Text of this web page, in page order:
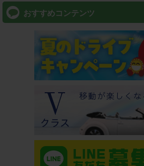
おすすめコンテンツ